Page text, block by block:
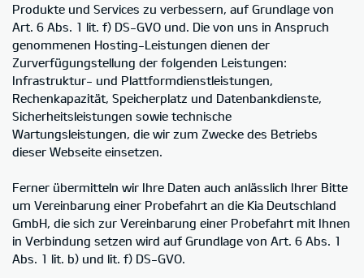
Produkte und Services zu verbessern, auf Grundlage von
Art. 6 Abs. 1 lit. f) DS-GVO und. Die von uns in Anspruch
genommenen Hosting-Leistungen dienen der
Zurverfügungstellung der folgenden Leistungen:
Infrastruktur- und Plattformdienstleistungen,
Rechenkapazität, Speicherplatz und Datenbankdienste,
Sicherheitsleistungen sowie technische
Wartungsleistungen, die wir zum Zwecke des Betriebs
dieser Webseite einsetzen.
Ferner übermitteln wir Ihre Daten auch anlässlich Ihrer Bitte
um Vereinbarung einer Probefahrt an die Kia Deutschland
GmbH, die sich zur Vereinbarung einer Probefahrt mit Ihnen
in Verbindung setzen wird auf Grundlage von Art. 6 Abs. 1
Abs. 1 lit. b) und lit. f) DS-GVO.